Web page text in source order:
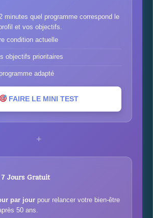
minutes quel programme correspond le
et vos objectifs.
condition actuelle
objectifs prioritaires
adapté
FAIRE LE MINI TEST
+
7 Jours Gratuit
par jour pour relancer votre bien-être
50 ans.